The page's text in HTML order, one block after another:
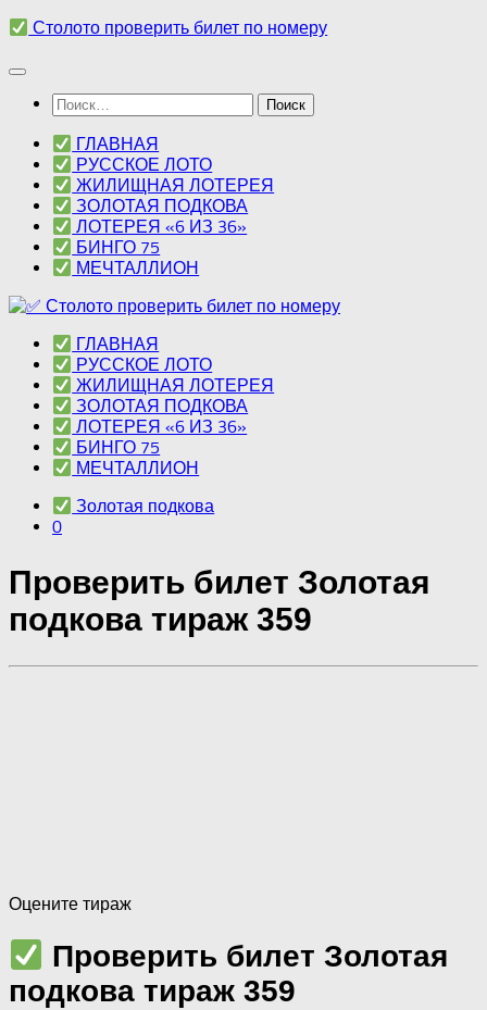
Перейти
содержимому
Столото проверить билет по номеру
Найти:
ГЛАВНАЯ
РУССКОЕ ЛОТО
ЖИЛИЩНАЯ ЛОТЕРЕЯ
ЗОЛОТАЯ ПОДКОВА
ЛОТЕРЕЯ «6 ИЗ 36»
БИНГО 75
МЕЧТАЛЛИОН
ГЛАВНАЯ
РУССКОЕ ЛОТО
ЖИЛИЩНАЯ ЛОТЕРЕЯ
ЗОЛОТАЯ ПОДКОВА
ЛОТЕРЕЯ «6 ИЗ 36»
БИНГО 75
МЕЧТАЛЛИОН
Золотая подкова
0
Проверить билет Золотая
подкова тираж 359
Оцените тираж
Проверить билет Золотая
подкова тираж 359